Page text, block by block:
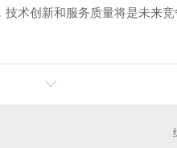
术创新和服务质量将是未来